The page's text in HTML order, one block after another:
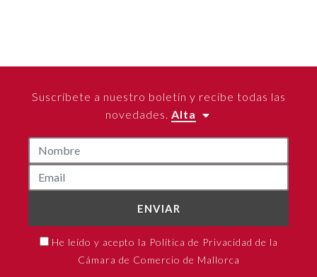
Suscríbete a nuestro boletín y recibe todas las
novedades. Alta
ENVIAR
He leído y acepto la Política de Privacidad de la
Cámara de Comercio de Mallorca